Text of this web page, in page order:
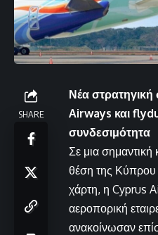
SHARE
Νέα
Airways και
συνδεσιμότητα
Σε μια σημαντική
θέση της Κύπρου
χάρτη, η Cyprus
αεροπορική
ανακοίνωσαν